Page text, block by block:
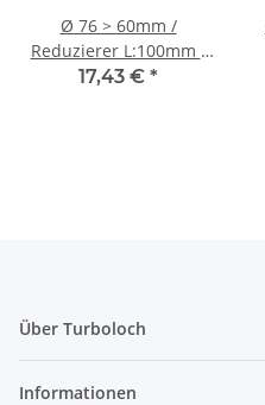
Ø 76 > 60mm /
Reduzierer L:100mm /
Silikonschlauch -
17,43 € *
Über Turboloch
Informationen